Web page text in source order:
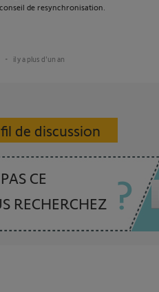
de resynchronisation.
il y a plus d'un an
de discussion
CE
RECHERCHEZ